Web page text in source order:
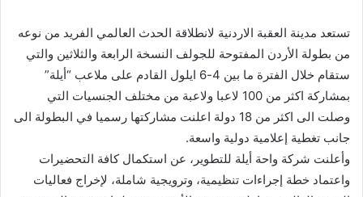
تستعد مدينة العقبة الاردنية لانطلاقة الحدث العالمي ‏الفريد من ‏نوعه
من بطولة الأردن المفتوحة للجولف النسخة الرابعة والثلاثين والتي
ستقام ‏خلال الفترة ما بين 4-6 ‏ايلول القادم على ملاعب “أيلة”
بمشاركة اكثر من 100 لاعبا ‏ولاعبة من مختلف الجنسيات التي
وصلت الى اكثر من 18 دولة اعلنت مشاركتها رسميا في ‏البطولة الى
جانب تغطية إعلامية دولية ‏واسعة.‏
وأعلنت شركة واحة أيلة للتطوير، عن استكمال كافة التحضيرات
واعتماد خطة إجراءات ‏تنظيمية، ‏وترويجية شاملة، لإخراج فعاليات